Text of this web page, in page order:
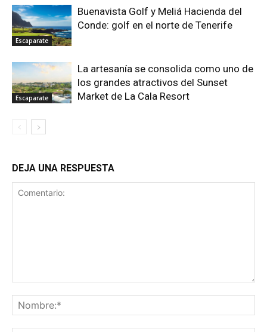
Escaparate
Buenavista Golf y Meliá Hacienda del
Conde: golf en el norte de Tenerife
Escaparate
La artesanía se consolida como uno de
los grandes atractivos del Sunset
Market de La Cala Resort
DEJA UNA RESPUESTA